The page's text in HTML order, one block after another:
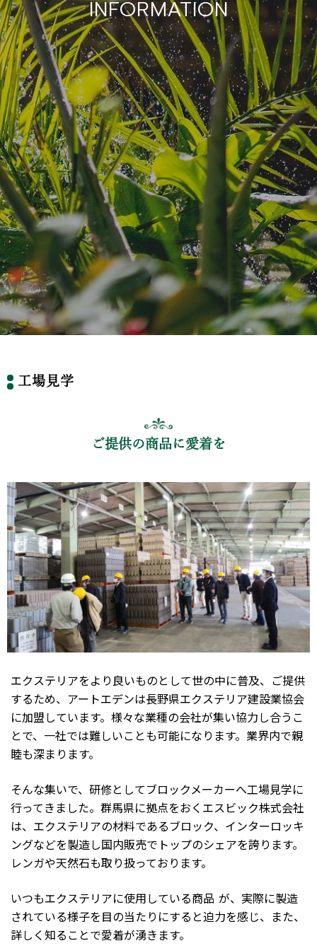
INFORMATION
工場見学
ご提供の商品に愛着を
エクステリアをより良いものとして世の中に普及、ご提供
するため、アートエデンは長野県エクステリア建設業協会
に加盟しています。様々な業種の会社が集い協力し合うこ
とで、一社では難しいことも可能になります。業界内で親
睦も深まります。
そんな集いで、研修としてブロックメーカーへ工場見学に
行ってきました。群馬県に拠点をおくエスビック株式会社
は、エクステリアの材料であるブロック、インターロッキ
ングなどを製造し国内販売でトップのシェアを誇ります。
レンガや天然石も取り扱っております。
いつもエクステリアに使用している商品 が、実際に製造
されている様子を目の当たりにすると迫力を感じ、また、
詳しく知ることで愛着が湧きます。